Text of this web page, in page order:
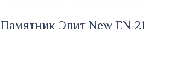
Памятник Элит New EN-21